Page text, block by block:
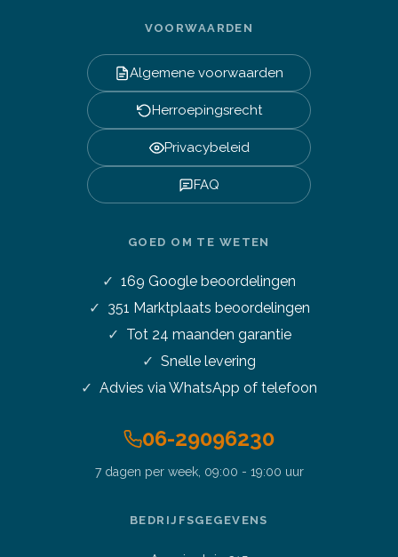
VOORWAARDEN
Algemene voorwaarden
Herroepingsrecht
Privacybeleid
FAQ
GOED OM TE WETEN
169 Google beoordelingen
351 Marktplaats beoordelingen
Tot 24 maanden garantie
Snelle levering
Advies via WhatsApp of telefoon
06-29096230
7 dagen per week, 09:00 - 19:00 uur
BEDRIJFSGEGEVENS